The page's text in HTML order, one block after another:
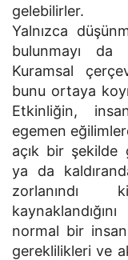
gelebilirler.
Yalnızca
bulunmayı da
Kuramsal
bunu ortaya
Etkinliğin,
egemen
açık bir şekilde
ya da
zorlanındı
normal bir
gereklilikleri ve